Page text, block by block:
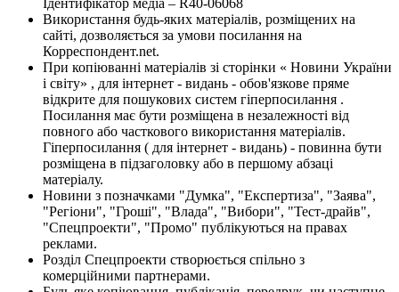
Використання будь-яких матеріалів, розміщених на
сайті, дозволяється за умови посилання на
Корреспондент.net.
При копіюванні матеріалів зі сторінки « Новини України
і світу» , для інтернет - видань - обов'язкове пряме
відкрите для пошукових систем гіперпосилання .
Посилання має бути розміщена в незалежності від
повного або часткового використання матеріалів.
Гіперпосилання ( для інтернет - видань) - повинна бути
розміщена в підзаголовку або в першому абзаці
матеріалу.
Новини з позначками "Думка", "Експертиза", "Заява",
"Регіони", "Гроші", "Влада", "Вибори", "Тест-драйв",
"Спецпроекти", "Промо" публікуються на правах
реклами.
Розділ Спецпроекти створюється спільно з
комерційними партнерами.